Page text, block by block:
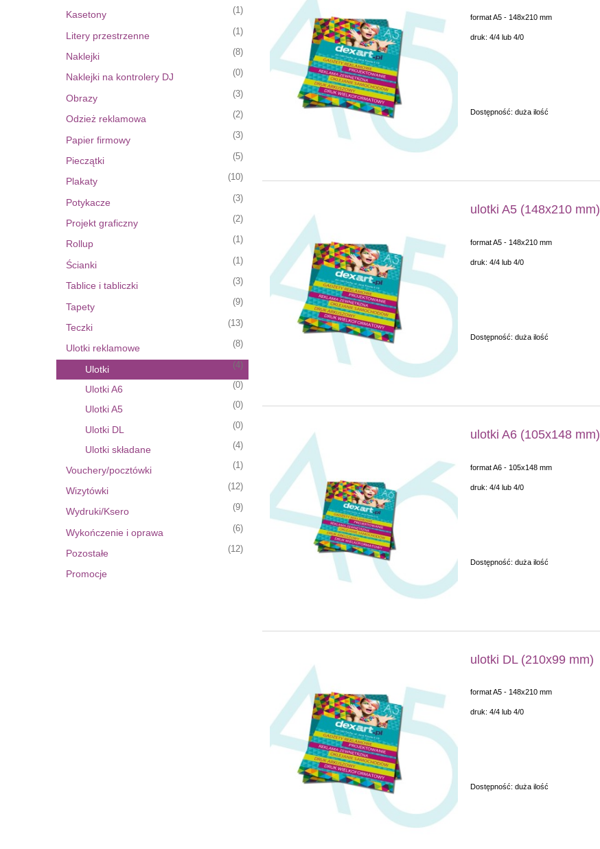
Kasetony (1)
Litery przestrzenne (1)
Naklejki (8)
Naklejki na kontrolery DJ (0)
Obrazy (3)
Odzież reklamowa (2)
Papier firmowy (3)
Pieczątki (5)
Plakaty (10)
Potykacze (3)
Projekt graficzny (2)
Rollup (1)
Ścianki (1)
Tablice i tabliczki (3)
Tapety (9)
Teczki (13)
Ulotki reklamowe (8)
Ulotki (4)
Ulotki A6 (0)
Ulotki A5 (0)
Ulotki DL (0)
Ulotki składane (4)
Vouchery/pocztówki (1)
Wizytówki (12)
Wydruki/Ksero (9)
Wykończenie i oprawa (6)
Pozostałe (12)
Promocje
format A5 - 148x210 mm
druk: 4/4 lub 4/0
Dostępność: duża ilość
ulotki A5 (148x210 mm)
format A5 - 148x210 mm
druk: 4/4 lub 4/0
Dostępność: duża ilość
ulotki A6 (105x148 mm)
format A6 - 105x148 mm
druk: 4/4 lub 4/0
Dostępność: duża ilość
ulotki DL (210x99 mm)
format A5 - 148x210 mm
druk: 4/4 lub 4/0
Dostępność: duża ilość